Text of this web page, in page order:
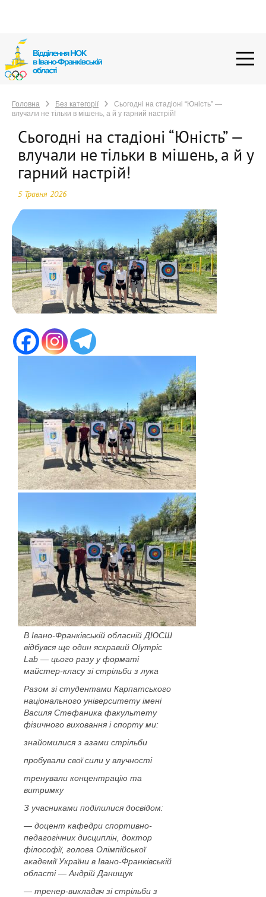
Головна Без категорії
Сьогодні на стадіоні “Юність” —
влучали не тільки в мішень, а й у гарний настрій!
Сьогодні на стадіоні “Юність” —
влучали не тільки в мішень, а й у
гарний настрій!
5 Травня 2026
В Івано-Франківській обласній ДЮСШ
відбувся ще один яскравий Olympic
Lab — цього разу у форматі
майстер-класу зі стрільби з лука
Разом зі студентами Карпатського
національного університету імені
Василя Стефаника факультету
фізичного виховання і спорту ми:
знайомилися з азами стрільби
пробували свої сили у влучності
тренували концентрацію та
витримку
З учасниками поділилися досвідом:
— доцент кафедри спортивно-
педагогічних дисциплін, доктор
філософії, голова Олімпійської
академії України в Івано-Франківській
області — Андрій Данищук
— тренер-викладач зі стрільби з